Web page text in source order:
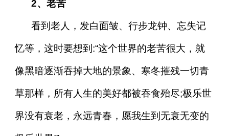
2、老苦
看到老人，发白面皱、行步龙钟、忘失记
忆等，这时要想到:“这个世界的老苦很大，就
像黑暗逐渐吞掉大地的景象、寒冬摧残一切青
草那样，所有人生的美好都被吞食殆尽;极乐世
界没有衰老，永远青春，愿我生到无衰无变的